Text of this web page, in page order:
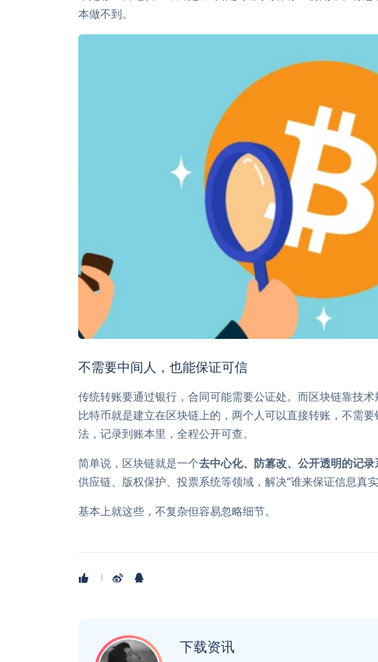
本做不到。
不需要中间人，也能保证可信
传统转账要通过银行，合同可能需要公证处。而区块链靠技
比特币就是建立在区块链上的，两个人可以直接转账，不需
法，记录到账本里，全程公开可查。
简单说，区块链就是一个去中心化、防篡改、公开透明的记录
供应链、版权保护、投票系统等领域，解决“谁来保证信息真实
基本上就这些，不复杂但容易忽略细节。
下载资讯